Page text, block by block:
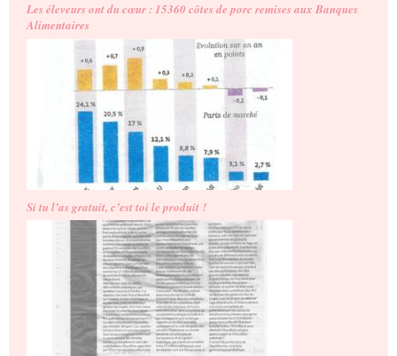
Les éleveurs ont du cœur : 15360 côtes de porc remises aux Banques
Alimentaires
Si tu l’as gratuit, c’est toi le produit !